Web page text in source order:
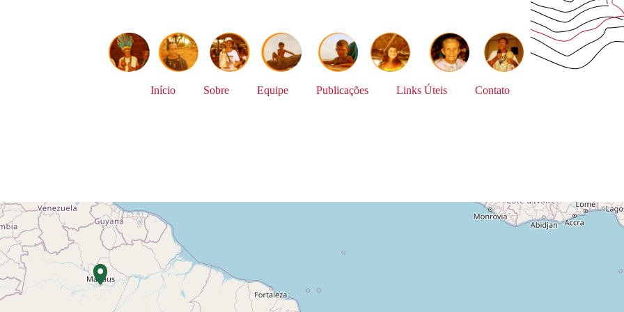
Início Sobre Equipe Publicações Links Úteis Contato